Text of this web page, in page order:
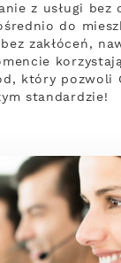
z usługi bez
do
zakłóceń,
który pozwoli
standardzie!